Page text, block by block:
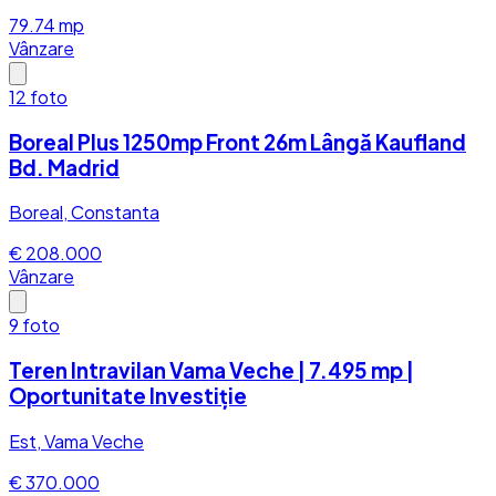
79.74mp
Vânzare
12 foto
Boreal Plus 1250mp Front 26m Lângă Kaufland
Bd. Madrid
Boreal, Constanta
€ 208.000
Vânzare
9 foto
Teren Intravilan Vama Veche | 7.495 mp |
Oportunitate Investiție
Est, Vama Veche
€ 370.000